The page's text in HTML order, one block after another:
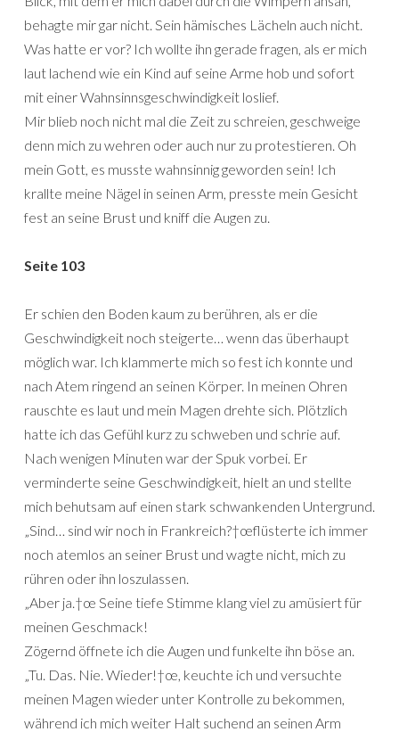
behagte mir gar nicht. Sein hämisches Lächeln auch nicht.
Was hatte er vor? Ich wollte ihn gerade fragen, als er mich
laut lachend wie ein Kind auf seine Arme hob und sofort
mit einer Wahnsinnsgeschwindigkeit loslief.
Mir blieb noch nicht mal die Zeit zu schreien, geschweige
denn mich zu wehren oder auch nur zu protestieren. Oh
mein Gott, es musste wahnsinnig geworden sein! Ich
krallte meine Nägel in seinen Arm, presste mein Gesicht
fest an seine Brust und kniff die Augen zu.
Seite 103
Er schien den Boden kaum zu berühren, als er die
Geschwindigkeit noch steigerte… wenn das überhaupt
möglich war. Ich klammerte mich so fest ich konnte und
nach Atem ringend an seinen Körper. In meinen Ohren
rauschte es laut und mein Magen drehte sich. Plötzlich
hatte ich das Gefühl kurz zu schweben und schrie auf.
Nach wenigen Minuten war der Spuk vorbei. Er
verminderte seine Geschwindigkeit, hielt an und stellte
mich behutsam auf einen stark schwankenden Untergrund.
„Sind… sind wir noch in Frankreich?†œflüsterte ich immer
noch atemlos an seiner Brust und wagte nicht, mich zu
rühren oder ihn loszulassen.
„Aber ja.†œ Seine tiefe Stimme klang viel zu amüsiert für
meinen Geschmack!
Zögernd öffnete ich die Augen und funkelte ihn böse an.
„Tu. Das. Nie. Wieder!†œ, keuchte ich und versuchte
meinen Magen wieder unter Kontrolle zu bekommen,
während ich mich weiter Halt suchend an seinen Arm